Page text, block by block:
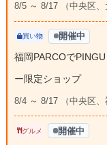
8/5 ～ 8/17 （中央区、
買い物 開催中
福岡PARCOで
ー限定ショップ
8/4 ～ 8/17 （中央区、
グルメ 開催中